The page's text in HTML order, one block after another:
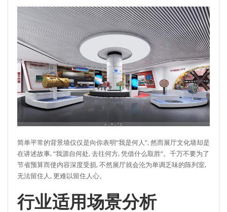
简单平常的背景墙仅仅是向你表明“我是何人”, 然而展厅文化墙却是
在讲述故事, “我源自何处, 去往何方, 凭借什么取胜”。千万不要为了
节省预算而使内容深度受损, 不然展厅就会沦为单调乏味的陈列室,
无法留住人, 更难以留住人心。
行业适用场景分析